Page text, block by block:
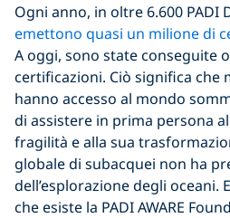
Ogni anno, in oltre 6.600 PADI
emettono quasi un milione di
A oggi, sono state conseguite
certificazioni. Ciò significa che
hanno accesso al mondo
di assistere in prima persona
fragilità e alla sua
globale di subacquei non ha
dell’esplorazione degli oceani.
che esiste la PADI AWARE